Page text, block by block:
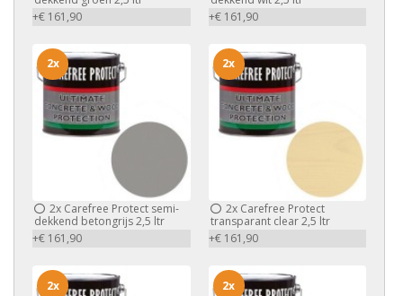
+€ 161,90
+€ 161,90
2x Carefree Protect semi-
dekkend betongrijs 2,5 ltr
+€ 161,90
2x
2xCarefree Protect
transparant clear 2,5 ltr
+€ 161,90
2x
2x 2x